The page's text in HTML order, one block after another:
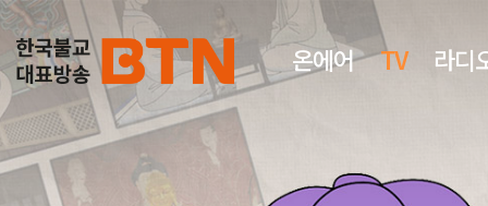
온에어 TV 라디